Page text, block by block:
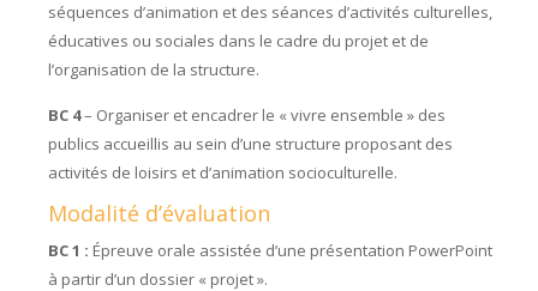
séquences d’animation et des séances d’activités culturelles,
éducatives ou sociales dans le cadre du projet et de
l’organisation de la structure.
BC 4– Organiser et encadrer le « vivre ensemble » des
publics accueillis au sein d’une structure proposant des
activités de loisirs et d’animation socioculturelle.
Modalité d’évaluation
BC 1 : Épreuve orale assistée d’une présentation PowerPoint
à partir d’un dossier « projet ».